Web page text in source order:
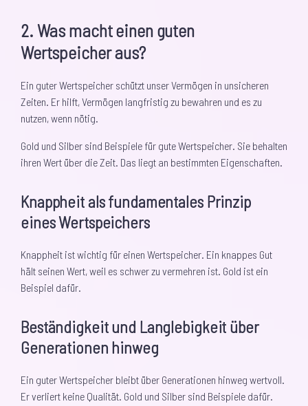
2. Was macht einen guten
Wertspeicher aus?
Ein guter Wertspeicher schützt unser Vermögen in unsicheren
Zeiten. Er hilft, Vermögen langfristig zu bewahren und es zu
nutzen, wenn nötig.
Gold und Silber sind Beispiele für gute Wertspeicher. Sie behalten
ihren Wert über die Zeit. Das liegt an bestimmten Eigenschaften.
Knappheit als fundamentales Prinzip
eines Wertspeichers
Knappheit ist wichtig für einen Wertspeicher. Ein knappes Gut
hält seinen Wert, weil es schwer zu vermehren ist. Gold ist ein
Beispiel dafür.
Beständigkeit und Langlebigkeit über
Generationen hinweg
Ein guter Wertspeicher bleibt über Generationen hinweg wertvoll.
Er verliert keine Qualität. Gold und Silber sind Beispiele dafür.